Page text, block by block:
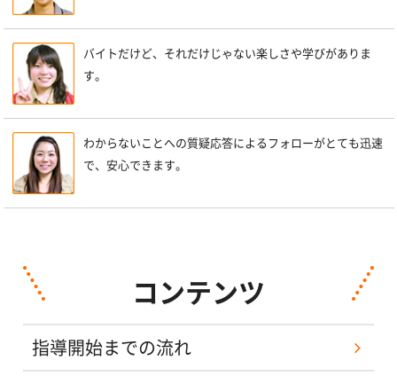
バイトだけど、それだけじゃない楽しさや学びがありま
す。
わからないことへの質疑応答によるフォローがとても迅速
で、安心できます。
コンテンツ
指導開始までの流れ